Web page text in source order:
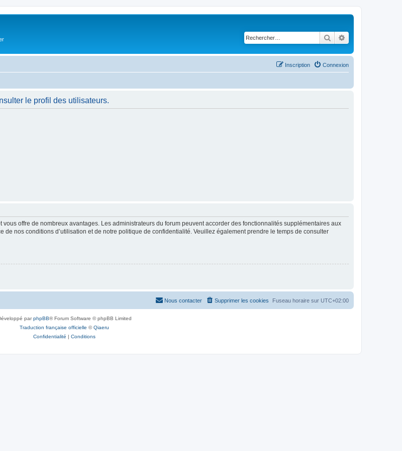
Rechercher
Connexion
Inscription
le profil des utilisateurs.
offre de nombreux avantages. Les administrateurs du forum peuvent accorder des fonctionnalités supplémentaires aux
de nos conditions d’utilisation et de notre politique de confidentialité. Veuillez également prendre le temps de consulter
Fuseau horaire sur UTC+02:00
Supprimer les cookies
Nous contacter
parphpBB® Forum Software © phpBB Limited
Traduction française officielle ©Qiaeru
Confidentialité | Conditions